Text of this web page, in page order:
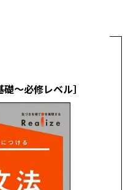
～必修レベル］